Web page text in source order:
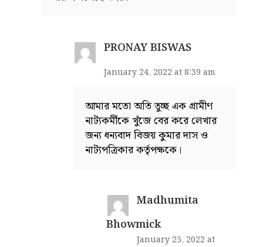
PRONAY BISWAS
January 24, 2022 at 8:39 am
আমার মতো অতি তুচ্ছ এক গ্রামীণ
নাট্যকর্মীকে খুঁজে বের করে লেখার
জন্য ধন্যবাদ বিজয় কুমার দাস ও
নাট্যপত্রিকার কর্তৃপক্ষকে।
Madhumita
Bhowmick
January 25, 2022 at